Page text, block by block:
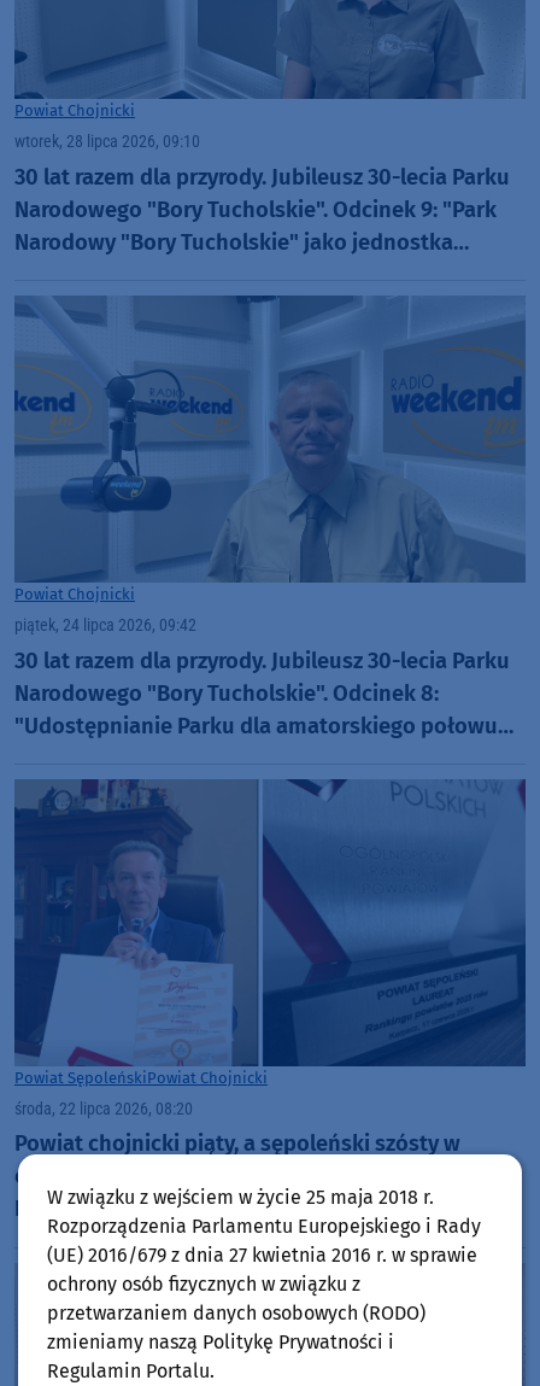
Powiat Chojnicki
wtorek, 28 lipca 2026, 09:10
30 lat razem dla przyrody. Jubileusz 30-lecia Parku
Narodowego "Bory Tucholskie". Odcinek 9: "Park
Narodowy "Bory Tucholskie" jako jednostka
Powiat Chojnicki
piątek, 24 lipca 2026, 09:42
30 lat razem dla przyrody. Jubileusz 30-lecia Parku
Narodowego "Bory Tucholskie". Odcinek 8:
"Udostępnianie Parku dla amatorskiego połowu
Powiat SępoleńskiPowiat Chojnicki
środa, 22 lipca 2026, 08:20
Powiat chojnicki piąty, a sępoleński szósty w
ogólnopolskim rankingu Związku Powiatów
Polskich. W obu przypadkach to najwyżej w historii
W związku z wejściem w życie 25 maja 2018 r.
Rozporządzenia Parlamentu Europejskiego i Rady
(UE) 2016/679 z dnia 27 kwietnia 2016 r. w sprawie
ochrony osób fizycznych w związku z
przetwarzaniem danych osobowych (RODO)
zmieniamy naszą Politykę Prywatności i
Regulamin Portalu.